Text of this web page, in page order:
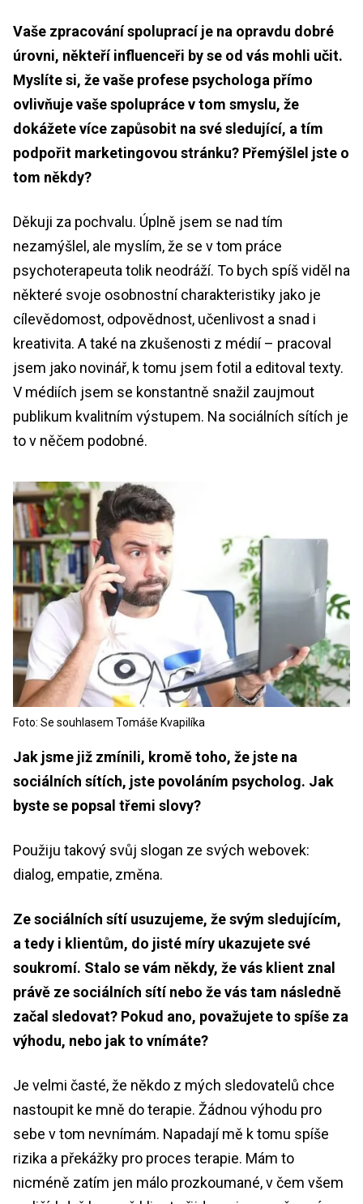
Vaše zpracování spoluprací je na opravdu dobré
úrovni, někteří influenceři by se od vás mohli učit.
Myslíte si, že vaše profese psychologa přímo
ovlivňuje vaše spolupráce v tom smyslu, že
dokážete více zapůsobit na své sledující, a tím
podpořit marketingovou stránku? Přemýšlel jste o
tom někdy?
Děkuji za pochvalu. Úplně jsem se nad tím
nezamýšlel, ale myslím, že se v tom práce
psychoterapeuta tolik neodráží. To bych spíš viděl na
některé svoje osobnostní charakteristiky jako je
cílevědomost, odpovědnost, učenlivost a snad i
kreativita. A také na zkušenosti z médií – pracoval
jsem jako novinář, k tomu jsem fotil a editoval texty.
V médiích jsem se konstantně snažil zaujmout
publikum kvalitním výstupem. Na sociálních sítích je
to v něčem podobné.
Foto: Se souhlasem Tomáše Kvapilíka
Jak jsme již zmínili, kromě toho, že jste na
sociálních sítích, jste povoláním psycholog. Jak
byste se popsal třemi slovy?
Použiju takový svůj slogan ze svých webovek:
dialog, empatie, změna.
Ze sociálních sítí usuzujeme, že svým sledujícím,
a tedy i klientům, do jisté míry ukazujete své
soukromí. Stalo se vám někdy, že vás klient znal
právě ze sociálních sítí nebo že vás tam následně
začal sledovat? Pokud ano, považujete to spíše za
výhodu, nebo jak to vnímáte?
Je velmi časté, že někdo z mých sledovatelů chce
nastoupit ke mně do terapie. Žádnou výhodu pro
sebe v tom nevnímám. Napadají mě k tomu spíše
rizika a překážky pro proces terapie. Mám to
nicméně zatím jen málo prozkoumané, v čem všem